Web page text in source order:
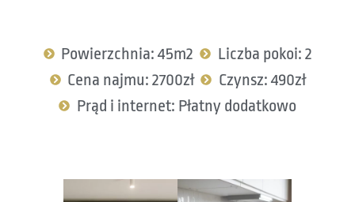
Powierzchnia: 45m2
Liczba pokoi: 2
Cena najmu: 2700zł
Czynsz: 490zł
Prąd i internet: Płatny dodatkowo